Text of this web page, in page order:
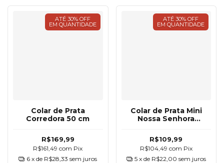
ATÉ 30% OFF
EM QUANTIDADE
Colar de Prata
Corredora 50 cm
R$169,99
R$161,49com Pix
6 x de R$28,33 sem juros
ATÉ 30% OFF
EM QUANTIDADE
Colar de Prata Mini
Nossa Senhora
R$109,99
R$104,49 com Pix
5 x de R$22,00 sem juros